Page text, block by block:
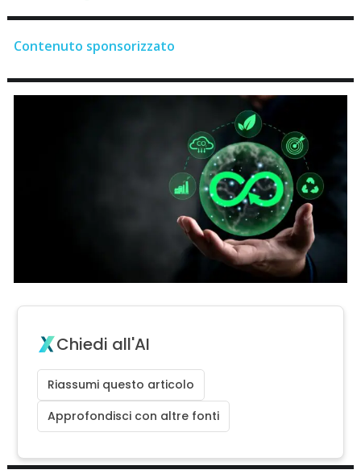
Contenuto sponsorizzato
Chiedi all'AI
Riassumi questo articolo
Approfondisci con altre fonti